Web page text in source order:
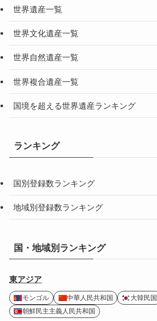
世界遺産一覧
世界文化遺産一覧
世界自然遺産一覧
世界複合遺産一覧
国境を超える世界遺産ランキング
ランキング
国別登録数ランキング
地域別登録数ランキング
国・地域別ランキング
東アジア
モンゴル 中華人民共和国 大韓民国
朝鮮民主主義人民共和国